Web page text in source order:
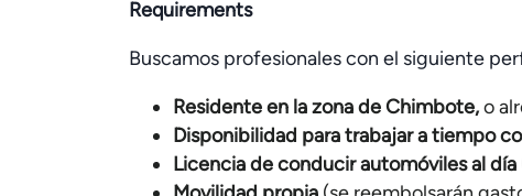
Requirements
Buscamos profesionales con el siguiente
Residente en la zona de Chimbote,o
Disponibilidad para trabajar a tiempo
Licencia de conducir automóviles al día